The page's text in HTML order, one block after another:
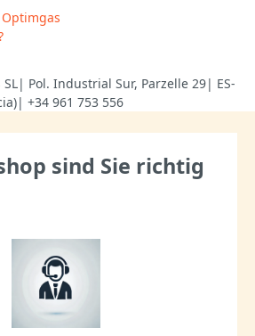
Pol. Industrial Sur, Parzelle 29| ES-
+34 961 753 556
sind Sie richtig